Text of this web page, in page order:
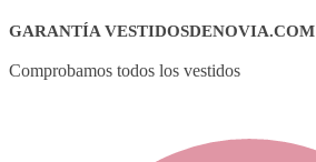
GARANTÍA VESTIDOSDENOVIA.COM
Comprobamos todos los vestidos